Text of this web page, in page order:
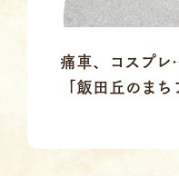
痛車、コスプ
「飯田丘のまち